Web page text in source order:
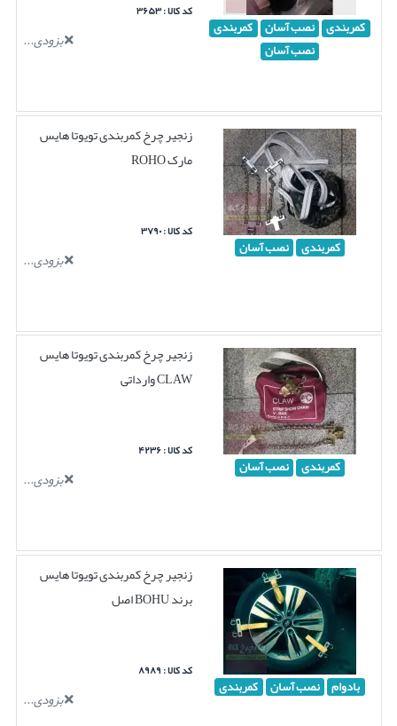
کمربندی نصب آسان کمربندی
نصب آسان
کد کالا : ۳۶۵۳
بزودی...
کمربندی نصب آسان
زنجیر چرخ کمربندی تویوتا هایس
مارک ROHO
کد کالا : ۳۷۹۰
بزودی...
کمربندی نصب آسان
زنجیر چرخ کمربندی تویوتا هایس
CLAW وارداتی
کد کالا : ۴۲۳۶
بزودی...
بادوام نصب آسان کمربندی
زنجیر چرخ کمربندی تویوتا هایس
برند BOHU اصل
کد کالا : ۸۹۸۹
بزودی...